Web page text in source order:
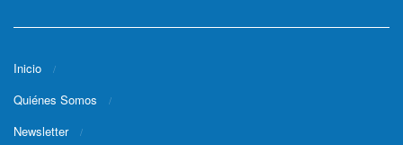
Inicio
Quiénes Somos
Newsletter